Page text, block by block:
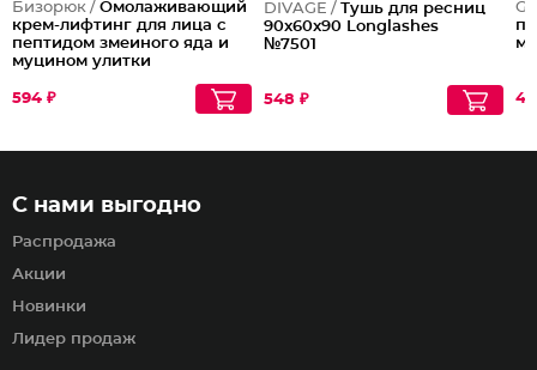
Бизорюк / Омолаживающий
крем-лифтинг для лица с
пептидом змеиного яда и
муцином улитки
594 ₽
DIVAGE / Тушь для ресниц
90x60x90 Longlashes
№7501
548 ₽
С нами выгодно
Распродажа
Акции
Новинки
Лидер продаж